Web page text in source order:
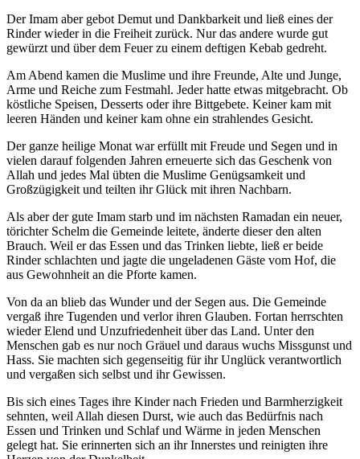
Der Imam aber gebot Demut und Dankbarkeit und ließ eines der
Rinder wieder in die Freiheit zurück. Nur das andere wurde gut
gewürzt und über dem Feuer zu einem deftigen Kebab gedreht.
Am Abend kamen die Muslime und ihre Freunde, Alte und Junge,
Arme und Reiche zum Festmahl. Jeder hatte etwas mitgebracht. Ob
köstliche Speisen, Desserts oder ihre Bittgebete. Keiner kam mit
leeren Händen und keiner kam ohne ein strahlendes Gesicht.
Der ganze heilige Monat war erfüllt mit Freude und Segen und in
vielen darauf folgenden Jahren erneuerte sich das Geschenk von
Allah und jedes Mal übten die Muslime Genügsamkeit und
Großzügigkeit und teilten ihr Glück mit ihren Nachbarn.
Als aber der gute Imam starb und im nächsten Ramadan ein neuer,
törichter Schelm die Gemeinde leitete, änderte dieser den alten
Brauch. Weil er das Essen und das Trinken liebte, ließ er beide
Rinder schlachten und jagte die ungeladenen Gäste vom Hof, die
aus Gewohnheit an die Pforte kamen.
Von da an blieb das Wunder und der Segen aus. Die Gemeinde
vergaß ihre Tugenden und verlor ihren Glauben. Fortan herrschten
wieder Elend und Unzufriedenheit über das Land. Unter den
Menschen gab es nur noch Gräuel und daraus wuchs Missgunst und
Hass. Sie machten sich gegenseitig für ihr Unglück verantwortlich
und vergaßen sich selbst und ihr Gewissen.
Bis sich eines Tages ihre Kinder nach Frieden und Barmherzigkeit
sehnten, weil Allah diesen Durst, wie auch das Bedürfnis nach
Essen und Trinken und Schlaf und Wärme in jeden Menschen
gelegt hat. Sie erinnerten sich an ihr Innerstes und reinigten ihre